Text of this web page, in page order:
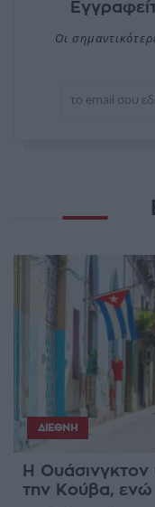
Οι
ΔΙΕΘΝΉ
Η Ουάσινγκτον
την Κούβα, ενώ